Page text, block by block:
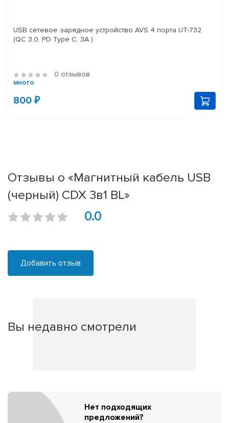
USB сетевое зарядное устройство AVS 4 порта UT-732
(QC 3.0, PD Type C, 3A )
0 отзывов
много
800 ₽
Отзывы о «Магнитный кабель USB
(черный) CDX 3в1 BL»
0.0
Добавить отзыв
Вы недавно смотрели
Нет подходящих
предложений?